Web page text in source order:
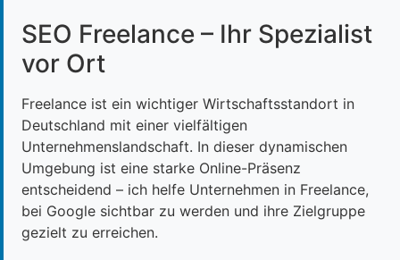
SEO Freelance – Ihr Spezialist
vor Ort
Freelance ist ein wichtiger Wirtschaftsstandort in
Deutschland mit einer vielfältigen
Unternehmenslandschaft. In dieser dynamischen
Umgebung ist eine starke Online-Präsenz
entscheidend – ich helfe Unternehmen in Freelance,
bei Google sichtbar zu werden und ihre Zielgruppe
gezielt zu erreichen.